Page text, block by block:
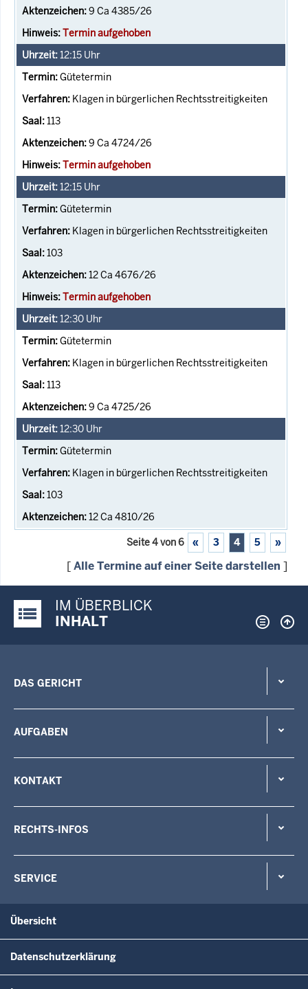
9 Ca 4385/26
Termin aufgehoben
12:15 Uhr
Gütetermin
Klagen in bürgerlichen Rechtsstreitigkeiten
113
9 Ca 4724/26
Termin aufgehoben
12:15 Uhr
Gütetermin
Klagen in bürgerlichen Rechtsstreitigkeiten
103
12 Ca 4676/26
Termin aufgehoben
12:30 Uhr
Gütetermin
Klagen in bürgerlichen Rechtsstreitigkeiten
113
9 Ca 4725/26
12:30 Uhr
Gütetermin
Klagen in bürgerlichen Rechtsstreitigkeiten
103
12 Ca 4810/26
Seite 4 von 6 « 3 4 5 »
[Alle Termine auf einer Seite darstellen ]
Justiz-Portal im Überblick:
IM ÜBERBLICK
INHALT
DAS GERICHT
AUFGABEN
KONTAKT
RECHTS-INFOS
SERVICE
Übersicht
Datenschutzerklärung